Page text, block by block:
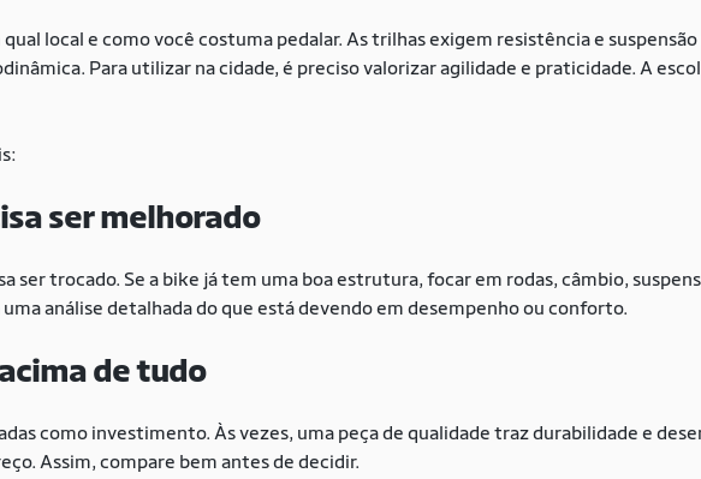
local e como você costuma pedalar. As trilhas exigem resistência e
Para utilizar na cidade, é preciso valorizar agilidade e praticidade. A
ser melhorado
ser trocado. Se a bike já tem uma boa estrutura, focar em rodas, câmbio,
uma análise detalhada do que está devendo em desempenho ou conforto.
de tudo
como investimento. Às vezes, uma peça de qualidade traz durabilidade e
Assim, compare bem antes de decidir.